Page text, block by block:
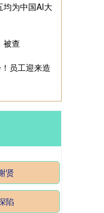
均为中国AI大
被查
员工迎来造
贤
陷